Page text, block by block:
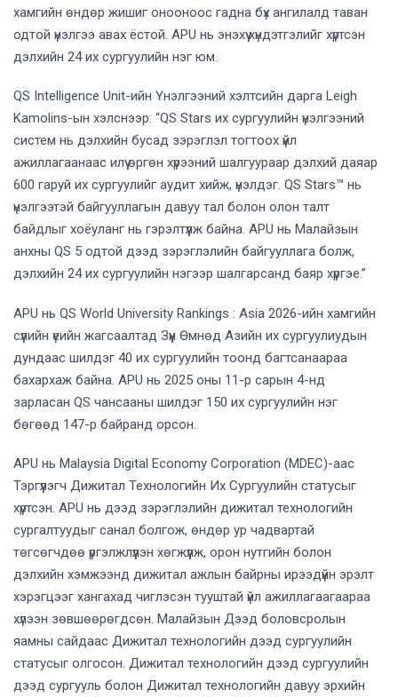
хамгийн өндөр жишиг онооноос гадна бүх ангилалд таван
одтой үнэлгээ авах ёстой. APU нь энэхүү хүндэтгэлийг хүртсэн
дэлхийн 24 их сургуулийн нэг юм.
QS Intelligence Unit-ийн Үнэлгээний хэлтсийн дарга Leigh
Kamolins-ын хэлснээр: “QS Stars их сургуулийн үнэлгээний
систем нь дэлхийн бусад зэрэглэл тогтоох үйл
ажиллагаанаас илүү өргөн хүрээний шалгуураар дэлхий даяар
600 гаруй их сургуулийг аудит хийж, үнэлдэг. QS Stars™ нь
үнэлгээтэй байгууллагын давуу тал болон олон талт
байдлыг хоёуланг нь гэрэлтүүлж байна. APU нь Малайзын
анхны QS 5 одтой дээд зэрэглэлийн байгууллага болж,
дэлхийн 24 их сургуулийн нэгээр шалгарсанд баяр хүргэе.”
APU нь QS World University Rankings : Asia 2026-ийн хамгийн
сүүлийн үеийн жагсаалтад Зүүн Өмнөд Азийн их сургуулиудын
дундаас шилдэг 40 их сургуулийн тоонд багтсанаараа
бахархаж байна. APU нь 2025 оны 11-р сарын 4-нд
зарласан QS чансааны шилдэг 150 их сургуулийн нэг
бөгөөд 147-р байранд орсон.
APU нь Malaysia Digital Economy Corporation (MDEC)-аас
Тэргүүлэгч Дижитал Технологийн Их Сургуулийн статусыг
хүртсэн. APU нь дээд зэрэглэлийн дижитал технологийн
сургалтуудыг санал болгож, өндөр ур чадвартай
төгсөгчдөө үргэлжлүүлэн хөгжүүлж, орон нутгийн болон
дэлхийн хэмжээнд дижитал ажлын байрны ирээдүйн эрэлт
хэрэгцээг хангахад чиглэсэн тууштай үйл ажиллагаагаараа
хүлээн зөвшөөрөгдсөн. Малайзын Дээд боловсролын
яамны сайдаас Дижитал технологийн дээд сургуулийн
статусыг олгосон. Дижитал технологийн дээд сургуулийн
дээд сургууль болон Дижитал технологийн давуу эрхийн